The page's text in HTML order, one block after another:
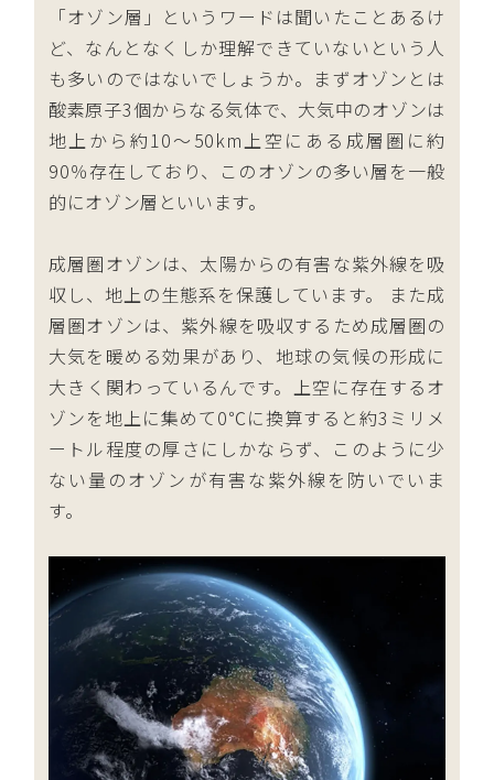
「オゾン層」というワードは聞いたことあるけ
ど、なんとなくしか理解できていないという人
も多いのではないでしょうか。まずオゾンとは
酸素原子3個からなる気体で、大気中のオゾンは
地上から約10〜50km上空にある成層圏に約
90％存在しており、このオゾンの多い層を一般
的にオゾン層といいます。
成層圏オゾンは、太陽からの有害な紫外線を吸
収し、地上の生態系を保護しています。 また成
層圏オゾンは、紫外線を吸収するため成層圏の
大気を暖める効果があり、地球の気候の形成に
大きく関わっているんです。上空に存在するオ
ゾンを地上に集めて0℃に換算すると約3ミリメ
ートル程度の厚さにしかならず、このように少
ない量のオゾンが有害な紫外線を防いでいま
す。